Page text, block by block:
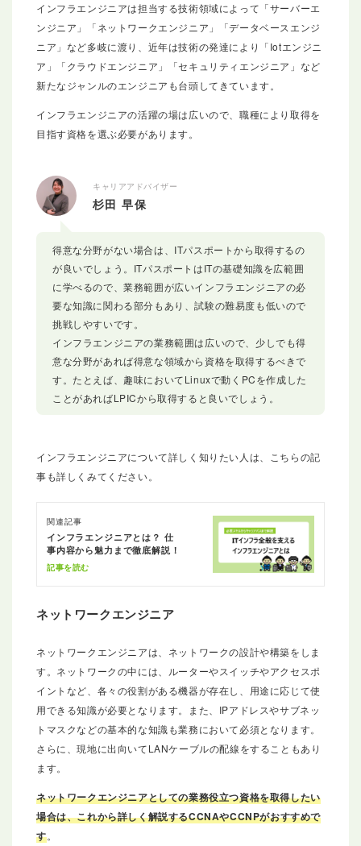
インフラエンジニアは担当する技術領域によって「サーバーエ
ンジニア」「ネットワークエンジニア」「データベースエンジ
ニア」など多岐に渡り、近年は技術の発達により「Iotエンジニ
ア」「クラウドエンジニア」「セキュリティエンジニア」など
新たなジャンルのエンジニアも台頭してきています。
インフラエンジニアの活躍の場は広いので、職種により取得を
目指す資格を選ぶ必要があります。
キャリアアドバイザー
杉田 早保
得意な分野がない場合は、ITパスポートから取得するの
が良いでしょう。ITパスポートはITの基礎知識を広範囲
に学べるので、業務範囲が広いインフラエンジニアの必
要な知識に関わる部分もあり、試験の難易度も低いので
挑戦しやすいです。
インフラエンジニアの業務範囲は広いので、少しでも得
意な分野があれば得意な領域から資格を取得するべきで
す。たとえば、趣味においてLinuxで動くPCを作成した
ことがあればLPICから取得すると良いでしょう。
インフラエンジニアについて詳しく知りたい人は、こちらの記
事も詳しくみてください。
関連記事
インフラエンジニアとは？ 仕
事内容から魅力まで徹底解説！
記事を読む
ネットワークエンジニア
ネットワークエンジニアは、ネットワークの設計や構築をしま
す。ネットワークの中には、ルーターやスイッチやアクセスポ
イントなど、各々の役割がある機器が存在し、用途に応じて使
用できる知識が必要となります。また、IPアドレスやサブネッ
トマスクなどの基本的な知識も業務において必須となります。
さらに、現地に出向いてLANケーブルの配線をすることもあり
ます。
ネットワークエンジニアとしての業務役立つ資格を取得したい
場合は、これから詳しく解説するCCNAやCCNPがおすすめで
す。